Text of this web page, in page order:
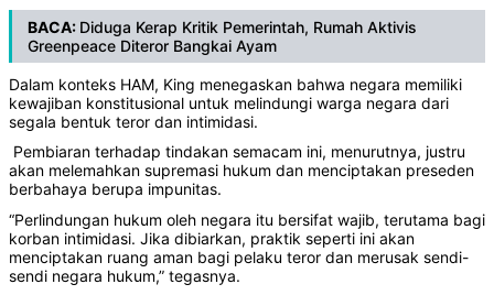
BACA: Diduga Kerap Kritik Pemerintah, Rumah Aktivis
Greenpeace Diteror Bangkai Ayam
Dalam konteks HAM, King menegaskan bahwa negara memiliki
kewajiban konstitusional untuk melindungi warga negara dari
segala bentuk teror dan intimidasi.
Pembiaran terhadap tindakan semacam ini, menurutnya, justru
akan melemahkan supremasi hukum dan menciptakan preseden
berbahaya berupa impunitas.
“Perlindungan hukum oleh negara itu bersifat wajib, terutama bagi
korban intimidasi. Jika dibiarkan, praktik seperti ini akan
menciptakan ruang aman bagi pelaku teror dan merusak sendi-
sendi negara hukum,” tegasnya.